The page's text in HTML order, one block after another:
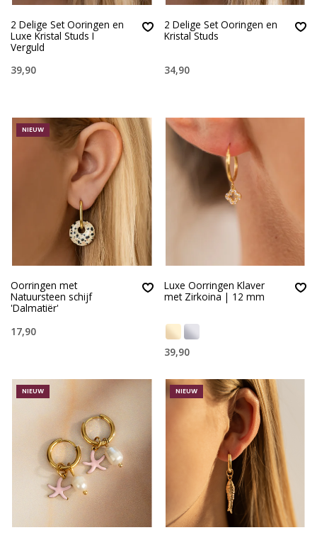
2 Delige Set Ooringen en
Luxe Kristal Studs I
Verguld
39,90
2 Delige Set Ooringen en
Kristal Studs
34,90
NIEUW
Oorringen met
Natuursteen schijf
'Dalmatiër'
17,90
Luxe Oorringen Klaver
met Zirkoina | 12 mm
39,90
NIEUW NIEUW